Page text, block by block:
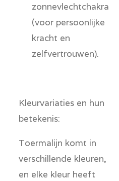
zonnevlechtchakra
(voor persoonlijke
kracht en
zelfvertrouwen).
Kleurvariaties en hun
betekenis:
Toermalijn komt in
verschillende kleuren,
en elke kleur heeft